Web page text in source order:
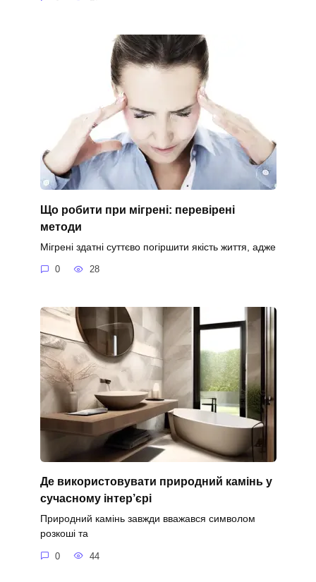
Що робити при мігрені: перевірені
методи
Мігрені здатні суттєво погіршити якість життя, адже
0 28
Де використовувати природний камінь у
сучасному інтер’єрі
Природний камінь завжди вважався символом
розкоші та
0 44